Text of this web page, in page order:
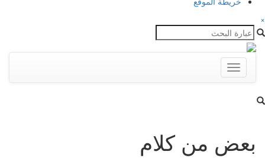
×
Toggle
navigation
بعض من كلام